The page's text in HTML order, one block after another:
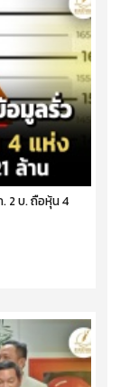
2 บ. ถือหุ้น 4